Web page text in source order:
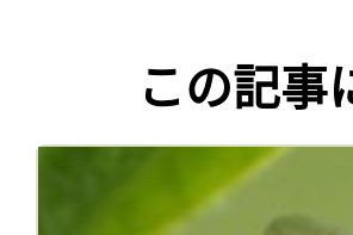
この記事